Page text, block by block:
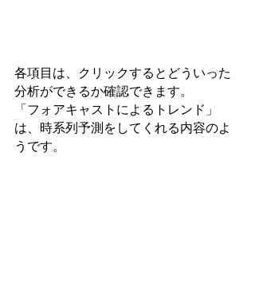
各項目は、クリックするとどういった
分析ができるか確認できます。
「フォアキャストによるトレンド」
は、時系列予測をしてくれる内容のよ
うです。